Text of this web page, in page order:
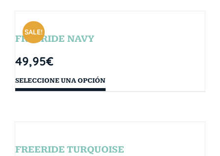
SALE!
FREERIDE NAVY
49,95€
SELECCIONE UNA OPCIÓN
FREERIDE TURQUOISE